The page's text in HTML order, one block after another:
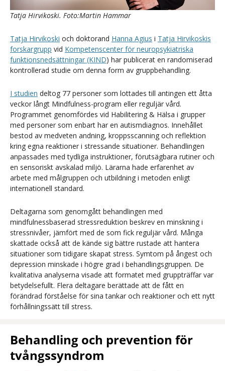
Tatja Hirvikoski. Foto:Martin Hammar
Tatja Hirvikoski och doktorand Hanna Agius i Tatja Hirvikoskis
forskargrupp vid Kompetenscenter för neuropsykiatriska
funktionsnedsättningar (KIND) har publicerat en randomiserad
kontrollerad studie om denna form av gruppbehandling.
I studien deltog 77 personer som lottades till antingen ett åtta
veckor långt Mindfulness-program eller reguljär vård.
Programmet genomfördes vid Habilitering & Hälsa i grupper
med personer som enbart har en autismdiagnos. Innehållet
bestod av medveten andning, kroppsscanning och reflektion
kring egna reaktioner i stressande situationer. Behandlingen
anpassades med tydliga instruktioner, förutsägbara rutiner och
en sensoriskt avskalad miljö. Lärarna hade erfarenhet av
arbete med målgruppen och utbildning i metoden enligt
internationell standard.
Deltagarna som genomgått behandlingen med
mindfulnessbaserad stressreduktion beskrev en minskning i
stressnivåer, jämfört med de som fick reguljär vård. Många
skattade också att de kände sig bättre rustade att hantera
situationer som tidigare skapat stress. Symtom på ångest och
depression minskade i högre grad i behandlingsgruppen. De
kvalitativa analyserna visade att formatet med gruppträffar var
betydelsefullt. Flera deltagare berättade att de fått en
förändrad förståelse för sina tankar och reaktioner och ett nytt
förhållningssätt till stress.
Behandling och prevention för
tvångssyndrom